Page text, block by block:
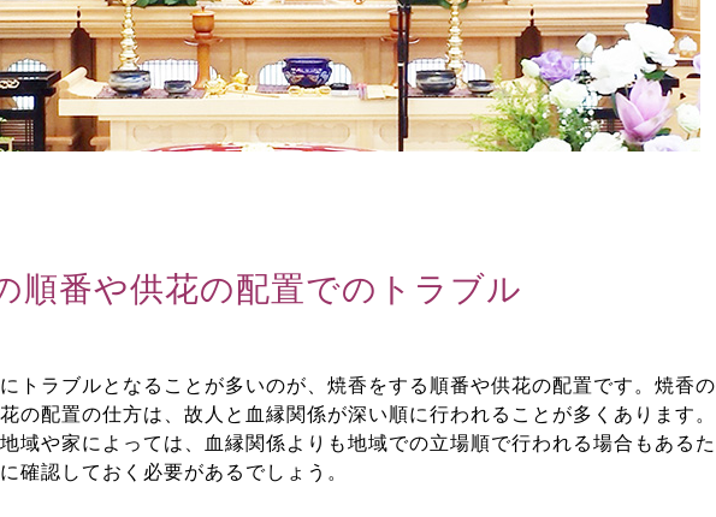
順番や供花の配置でのトラブル
トラブルとなることが多いのが、焼香をする順番や供花の配置です。焼香の
の配置の仕方は、故人と血縁関係が深い順に行われることが多くあります。
域や家によっては、血縁関係よりも地域での立場順で行われる場合もあるた
確認しておく必要があるでしょう。